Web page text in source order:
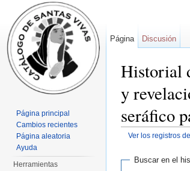
Historial
y
seráfico
Ver los registros
Buscar en el
Página Discusión
Página principal
Cambios recientes
Página aleatoria
Ayuda
Herramientas